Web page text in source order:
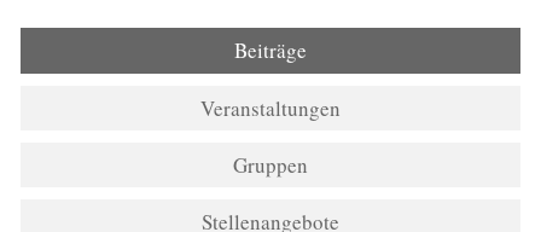
Beiträge
Veranstaltungen
Gruppen
Stellenangebote